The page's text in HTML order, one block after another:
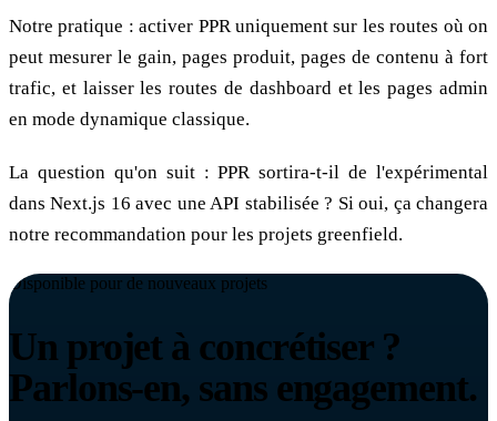
Notre pratique : activer PPR uniquement sur les routes où on
peut mesurer le gain, pages produit, pages de contenu à fort
trafic, et laisser les routes de dashboard et les pages admin
en mode dynamique classique.
La question qu'on suit : PPR sortira-t-il de l'expérimental
dans Next.js 16 avec une API stabilisée ? Si oui, ça changera
notre recommandation pour les projets greenfield.
Disponible pour de nouveaux projets
Un projet à concrétiser ?
Parlons-en, sans engagement.